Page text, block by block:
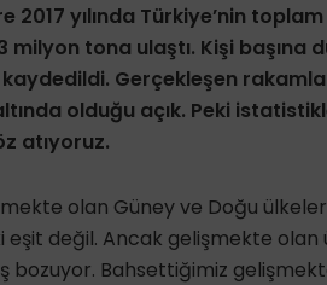
2017 yılında Türkiye’nin
milyon tona ulaştı. Kişi başına
Gerçekleşen
olduğu açık. Peki
atıyoruz.
olan Güney ve Doğu
eşit değil. Ancak gelişmekte olan
bozuyor. Bahsettiğimiz